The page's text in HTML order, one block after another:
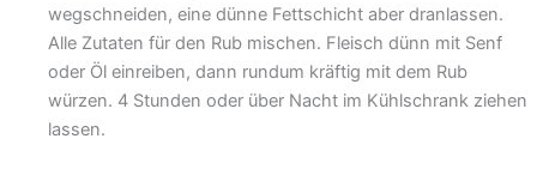
wegschneiden, eine dünne Fettschicht aber dranlassen.
Alle Zutaten für den Rub mischen. Fleisch dünn mit Senf
oder Öl einreiben, dann rundum kräftig mit dem Rub
würzen. 4 Stunden oder über Nacht im Kühlschrank ziehen
lassen.